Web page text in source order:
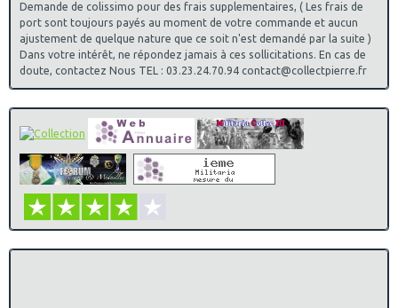
Demande de colissimo pour des frais supplementaires, ( Les frais de
port sont toujours payés au moment de votre commande et aucun
ajustement de quelque nature que ce soit n'est demandé par la suite )
Dans votre intérêt, ne répondez jamais à ces sollicitations. En cas de
doute, contactez Nous TEL : 03.23.24.70.94 contact@collectpierre.fr